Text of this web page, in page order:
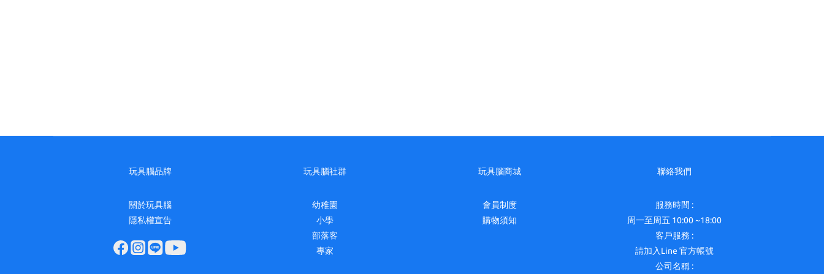
玩具腦品牌
關於玩具腦
隱私權宣告
玩具腦社群
幼稚園
小學
部落客
專家
玩具腦商城
會員制度
購物須知
聯絡我們
服務時間 :
周一至周五 10:00 ~18:00
客戶服務 :
請加入Line 官方帳號
公司名稱 :